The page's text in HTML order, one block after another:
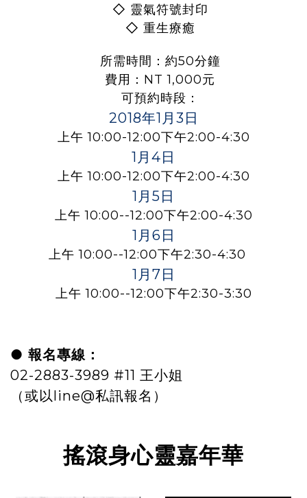
◇ 靈氣符號封印
◇ 重生療癒
所需時間：約50分鐘
費用：NT 1,000元
可預約時段：
2018年1月3日
上午 10:00-12:00下午2:00-4:30
1月4日
上午 10:00-12:00下午2:00-4:30
1月5日
上午 10:00--12:00下午2:00-4:30
1月6日
上午 10:00--12:00下午2:30-4:30
1月7日
上午 10:00--12:00下午2:30-3:30
● 報名專線：
02-2883-3989 #11 王小姐
（或以line@私訊報名）
搖滾身心靈嘉年華